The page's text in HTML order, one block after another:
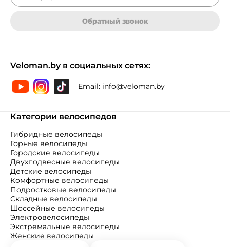
Обратный звонок
Veloman.by в социальных сетях:
Email: info@veloman.by
Категории велосипедов
Гибридные велосипеды
Горные велосипеды
Городские велосипеды
Двухподвесные велосипеды
Детские велосипеды
Комфортные велосипеды
Подростковые велосипеды
Складные велосипеды
Шоссейные велосипеды
Электровелосипеды
Экстремальные велосипеды
Женские велосипеды